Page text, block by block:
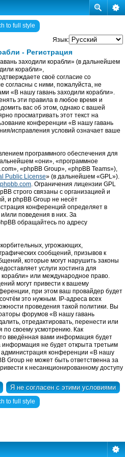
to full style
Язык:
- Регистрация
заходили корабли» (в дальнейшем
корабли»,
своё согласие со
с ними, пожалуйста, не
«В нашу гавань заходили корабли».
эти правила в любое время и
вас об этом, однако с вашей
просматривать этот текст на
конференции «В нашу гавань
исправления условий означает ваше
программного обеспечения для
«они», «программное
«phpBB Group», «phpBB Teams»),
Public License» (в дальнейшем «GPL»).
. Ограничения лицензии GPL
строго связаны с организацией и
и phpBB Group не несёт
конференций определяет в
или поведения в них. За
обращайтесь по адресу
угрожающих,
сообщений, призывов к
которые могут нарушить законы
услуги хостинга для
или международное право.
могут привести к вашему
при этом ваш провайдер будет
это нужным. IP-адреса всех
проведения такой политики. Вы
форумов «В нашу гавань
отредактировать, перенести или
по своему усмотрению. Как
введённая вами информация будет
информация не будет открыта третьим
конференции «В нашу
Group не может быть ответственна за
к несанкционированному доступу
to full style